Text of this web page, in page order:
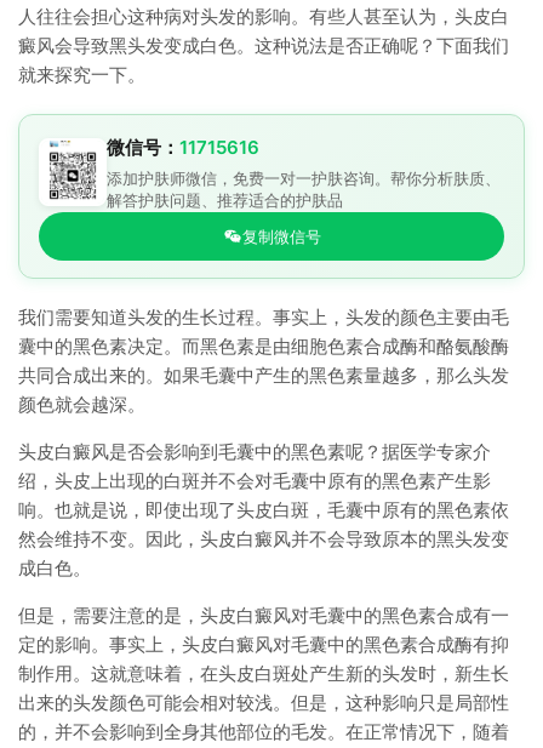
人往往会担心这种病对头发的影响。有些人甚至认为，头皮白
癜风会导致黑头发变成白色。这种说法是否正确呢？下面我们
就来探究一下。
微信号： 11715616
添加护肤师微信，免费一对一护肤咨询。帮你分析肤质、
解答护肤问题、推荐适合的护肤品
复制微信号
我们需要知道头发的生长过程。事实上，头发的颜色主要由毛
囊中的黑色素决定。而黑色素是由细胞色素合成酶和酪氨酸酶
共同合成出来的。如果毛囊中产生的黑色素量越多，那么头发
颜色就会越深。
头皮白癜风是否会影响到毛囊中的黑色素呢？据医学专家介
绍，头皮上出现的白斑并不会对毛囊中原有的黑色素产生影
响。也就是说，即使出现了头皮白斑，毛囊中原有的黑色素依
然会维持不变。因此，头皮白癜风并不会导致原本的黑头发变
成白色。
但是，需要注意的是，头皮白癜风对毛囊中的黑色素合成有一
定的影响。事实上，头皮白癜风对毛囊中的黑色素合成酶有抑
制作用。这就意味着，在头皮白斑处产生新的头发时，新生长
出来的头发颜色可能会相对较浅。但是，这种影响只是局部性
的，并不会影响到全身其他部位的毛发。在正常情况下，随着